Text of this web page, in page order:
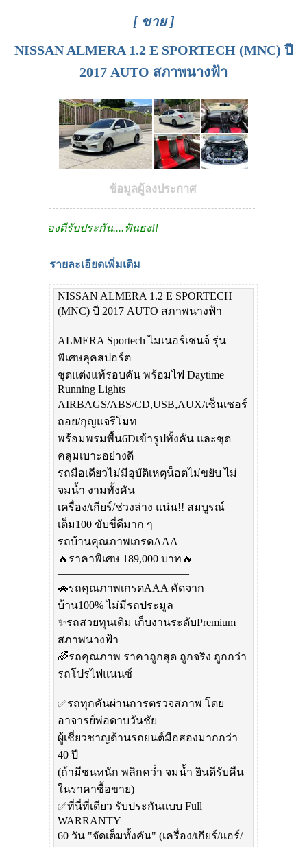
[ ขาย ]
NISSAN ALMERA 1.2 E SPORTECH (MNC) ปี
2017 AUTO สภาพนางฟ้า
ข้อมูลผู้ลงประกาศ
ของดีรับประกัน....ฟันธง!!
รายละเอียดเพิ่มเติม
NISSAN ALMERA 1.2 E SPORTECH
(MNC) ปี 2017 AUTO สภาพนางฟ้า
ALMERA Sportech ไมเนอร์เชนจ์ รุ่น
พิเศษลุคสปอร์ต
ชุดแต่งแท้รอบคัน พร้อมไฟ Daytime
Running Lights
AIRBAGS/ABS/CD,USB,AUX/เซ็นเซอร์
ถอย/กุญแจรีโมท
พร้อมพรมพื้น6Dเข้ารูปทั้งคัน และชุด
คลุมเบาะอย่างดี
รถมือเดียวไม่มีอุบัติเหตุน็อตไม่ขยับ ไม่
จมน้ำ งามทั้งคัน
เครื่อง/เกียร์/ช่วงล่าง แน่น!! สมบูรณ์
เต็ม100 ขับขี่ดีมาก ๆ
รถบ้านคุณภาพเกรดAAA
🔥ราคาพิเศษ 189,000 บาท🔥
————————————
🚗รถคุณภาพเกรดAAA คัดจาก
บ้าน100% ไม่มีรถประมูล
✨รถสวยทุนเดิม เก็บงานระดับPremium
สภาพนางฟ้า
🌈รถคุณภาพ ราคาถูกสุด ถูกจริง ถูกกว่า
รถโปรไฟแนนซ์
✅รถทุกคันผ่านการตรวจสภาพ โดย
อาจารย์พ่อดาบวันชัย
ผู้เชี่ยวชาญด้านรถยนต์มือสองมากกว่า
40 ปี
(ถ้ามีชนหนัก พลิกคว่ำ จมน้ำ ยินดีรับคืน
ในราคาซื้อขาย)
✅ที่นี่ที่เดียว รับประกันแบบ Full
WARRANTY
60 วัน "จัดเต็มทั้งคัน" (เครื่อง/เกียร์/แอร์/